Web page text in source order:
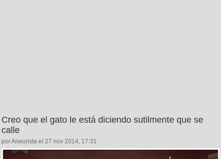
Creo que el gato le está diciendo sutilmente que se
calle
por Aneurista el 27 nov 2014, 17:31